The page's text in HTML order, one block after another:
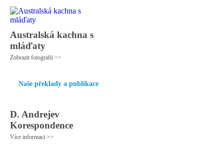
Australská kachna s
mláďaty
Zobrazit fotografii >>
Naše překlady a publikace
D. Andrejev
Korespondence
Více informací >>